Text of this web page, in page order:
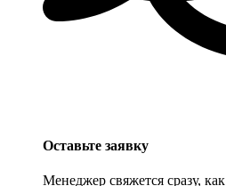
Оставьте заявку
Менеджер свяжется сразу,